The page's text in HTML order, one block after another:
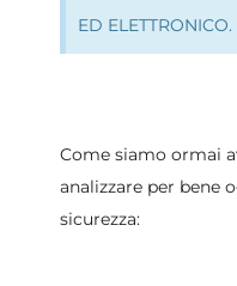
ED ELETTRONICO.
Come siamo ormai
analizzare per bene
sicurezza: